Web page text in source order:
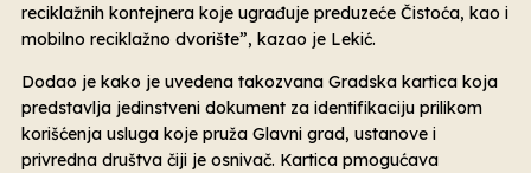
reciklažnih kontejnera koje ugrađuje preduzeće Čistoća, kao i
mobilno reciklažno dvorište”, kazao je Lekić.
Dodao je kako je uvedena takozvana Gradska kartica koja
predstavlja jedinstveni dokument za identifikaciju prilikom
korišćenja usluga koje pruža Glavni grad, ustanove i
privredna društva čiji je osnivač. Kartica pmogućava